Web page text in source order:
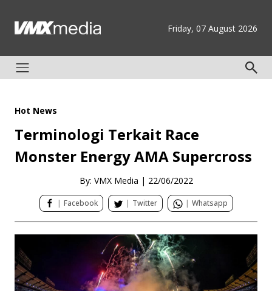
Friday, 07 August 2026
Hot News
Terminologi Terkait Race
Monster Energy AMA Supercross
By: VMX Media | 22/06/2022
| Facebook | Twitter | Whatsapp